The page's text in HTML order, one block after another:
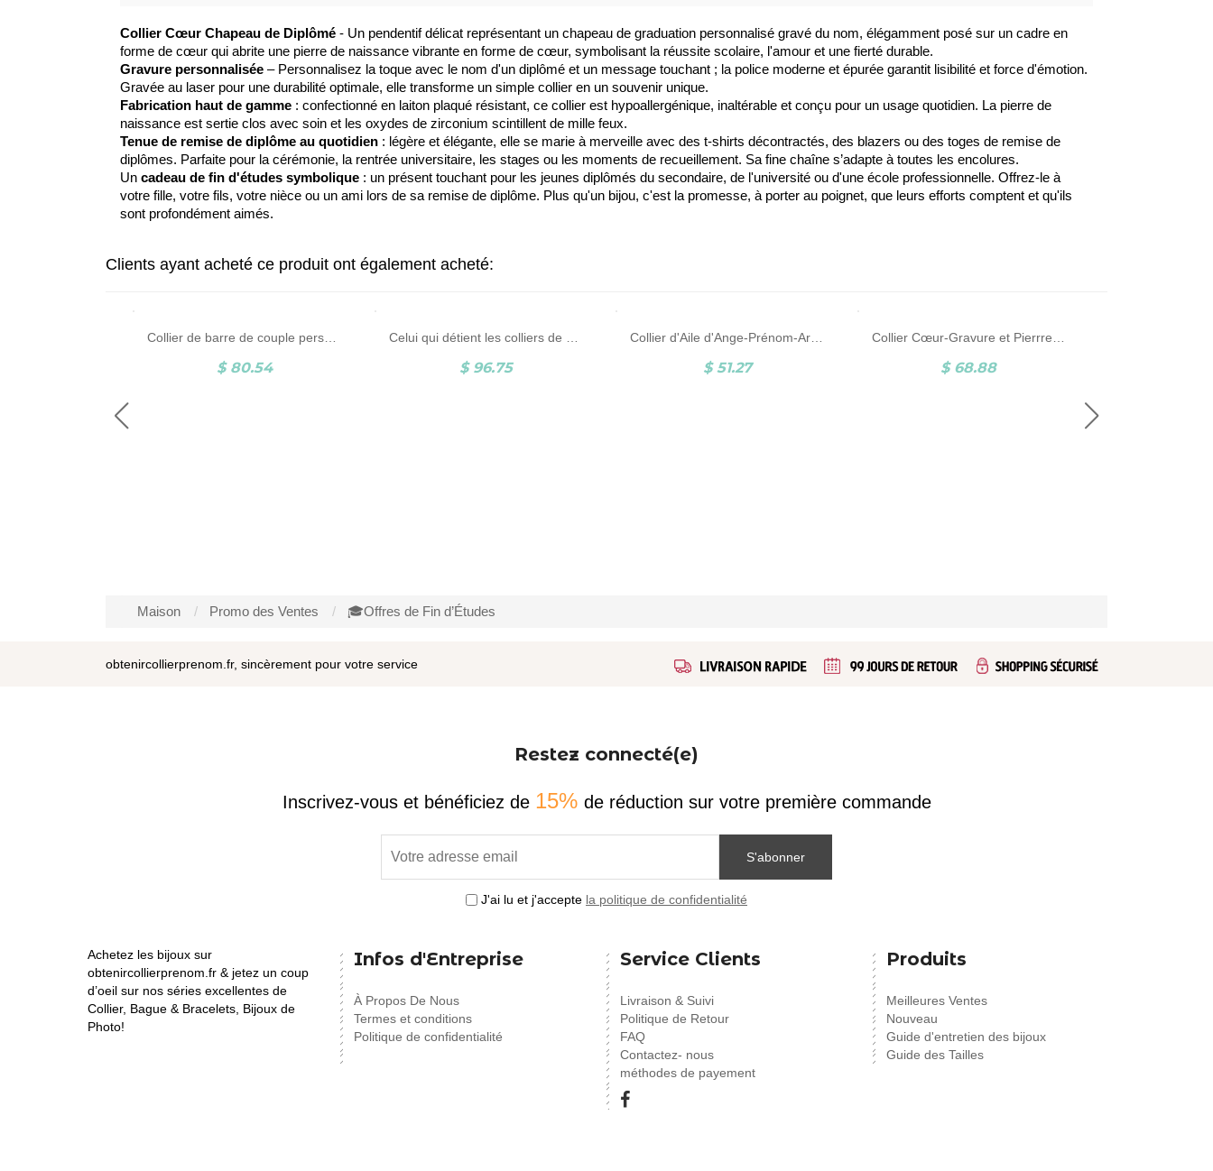
Collier Cœur Chapeau de Diplômé - Un pendentif délicat représentant un chapeau de graduation personnalisé gravé du nom, élégamment posé sur un cadre en
forme de cœur qui abrite une pierre de naissance vibrante en forme de cœur, symbolisant la réussite scolaire, l'amour et une fierté durable.
Gravure personnalisée – Personnalisez la toque avec le nom d'un diplômé et un message touchant ; la police moderne et épurée garantit lisibilité et force d'émotion.
Gravée au laser pour une durabilité optimale, elle transforme un simple collier en un souvenir unique.
Fabrication haut de gamme : confectionné en laiton plaqué résistant, ce collier est hypoallergénique, inaltérable et conçu pour un usage quotidien. La pierre de
naissance est sertie clos avec soin et les oxydes de zirconium scintillent de mille feux.
Tenue de remise de diplôme au quotidien : légère et élégante, elle se marie à merveille avec des t-shirts décontractés, des blazers ou des toges de remise de
diplômes. Parfaite pour la cérémonie, la rentrée universitaire, les stages ou les moments de recueillement. Sa fine chaîne s’adapte à toutes les encolures.
Un cadeau de fin d'études symbolique : un présent touchant pour les jeunes diplômés du secondaire, de l'université ou d'une école professionnelle. Offrez-le à
votre fille, votre fils, votre nièce ou un ami lors de sa remise de diplôme. Plus qu'un bijou, c'est la promesse, à porter au poignet, que leurs efforts comptent et qu'ils
sont profondément aimés.
Clients ayant acheté ce produit ont également acheté:
$ 80.54 $ 96.75 $ 51.27 $ 68.88
Maison Promo des Ventes 🎓Offres de Fin d’Études
obtenircollierprenom.fr, sincèrement pour votre service
Restez connecté(e)
Inscrivez-vous et bénéficiez de 15% de réduction sur votre première commande
S'abonner
J'ai lu et j'accepte la politique de confidentialité
Achetez les bijoux sur
obtenircollierprenom.fr & jetez un coup
d’oeil sur nos séries excellentes de
Collier, Bague & Bracelets, Bijoux de
Photo!
Infos d'Entreprise
À Propos De Nous
Termes et conditions
Politique de confidentialité
Service Clients
Livraison & Suivi
Politique de Retour
FAQ
Contactez- nous
méthodes de payement
Produits
Meilleures Ventes
Nouveau
Guide d'entretien des bijoux
Guide des Tailles